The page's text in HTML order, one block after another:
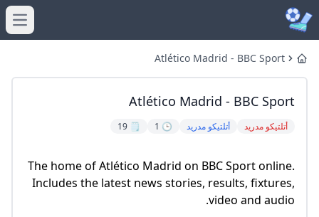
Home
Atlético Madrid - BBC Sport
Atlético Madrid - BBC Sport
أتلتيكو مدريد أتلتيكو مدريد 🕒 1
🗒️ 19
The home of Atlético Madrid on BBC Sport online.
Includes the latest news stories, results, fixtures,
video and audio.